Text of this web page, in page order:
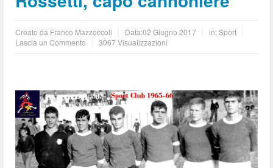
Creato da Franco Mazzoccoli Data:02 Giugno 2017 in:Sport
Lascia un Commento
3067 Visualizzazioni